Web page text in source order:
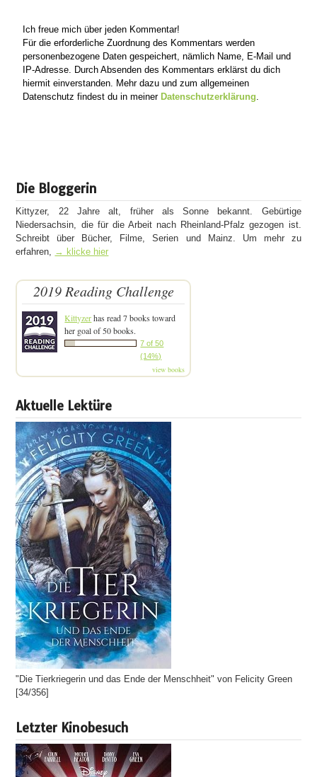
Ich freue mich über jeden Kommentar!
Für die erforderliche Zuordnung des Kommentars werden
personenbezogene Daten gespeichert, nämlich Name, E-Mail und
IP-Adresse. Durch Absenden des Kommentars erklärst du dich
hiermit einverstanden. Mehr dazu und zum allgemeinen
Datenschutz findest du in meiner Datenschutzerklärung.
Die Bloggerin
Kittyzer, 22 Jahre alt, früher als Sonne bekannt. Gebürtige
Niedersachsin, die für die Arbeit nach Rheinland-Pfalz gezogen ist.
Schreibt über Bücher, Filme, Serien und Mainz. Um mehr zu
erfahren, → klicke hier
2019 Reading Challenge
Kittyzerhas read 7 books toward
her goal of 50 books.
7 of 50
(14%)
view books
Aktuelle Lektüre
"Die Tierkriegerin und das Ende der Menschheit" von Felicity Green
[34/356]
Letzter Kinobesuch